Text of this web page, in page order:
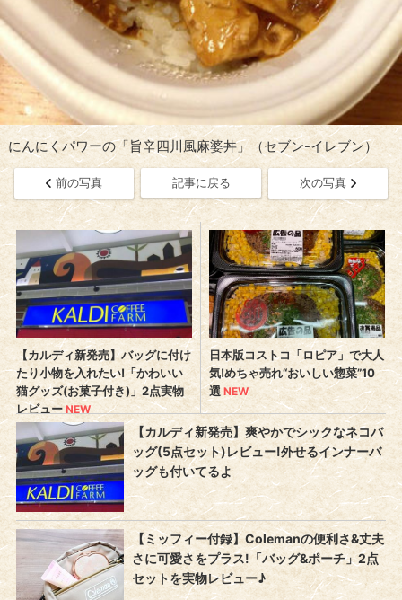
にんにくパワーの「旨辛四川風麻婆丼」（セブン-イレブン）
前の写真 記事に戻る 次の写真